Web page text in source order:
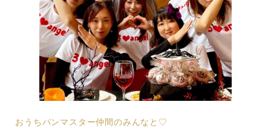
おうちパンマスター仲間のみんなと♡